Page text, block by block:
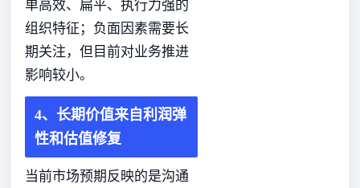
单高效、扁平、执行力强的
组织特征；负面因素需要长
期关注，但目前对业务推进
影响较小。
4、长期价值来自利润弹
性和估值修复
当前市场预期反映的是沟通